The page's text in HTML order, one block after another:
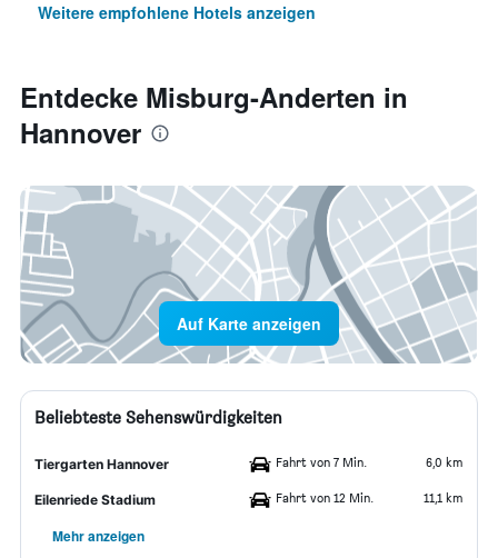
Weitere empfohlene Hotels anzeigen
Entdecke Misburg-Anderten in
Hannover
Auf Karte anzeigen
Beliebteste Sehenswürdigkeiten
Tiergarten Hannover Fahrt von 7 Min. 6,0 km
Eilenriede Stadium Fahrt von 12 Min. 11,1 km
Mehr anzeigen